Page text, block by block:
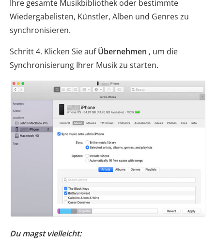
Ihre gesamte Musikbibliothek oder bestimmte
Wiedergabelisten, Künstler, Alben und Genres zu
synchronisieren.
Schritt 4. Klicken Sie aufÜbernehmen , um die
Synchronisierung Ihrer Musik zu starten.
Du magst vielleicht: